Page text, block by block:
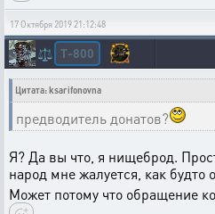
17 Октября 2019 21:12:48
⚖️ T-800
Цитата: ksarifonovna
предводитель донатов?
Я? Да вы что, я нищеброд.
народ мне жалуется, как будто
Может потому что обращение